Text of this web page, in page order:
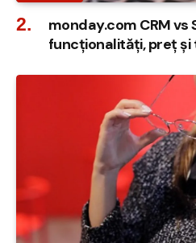
monday.com CRM vs
funcționalități, preț